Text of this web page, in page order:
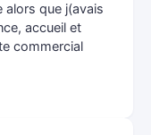
alors que j(avais
accueil et
commercial